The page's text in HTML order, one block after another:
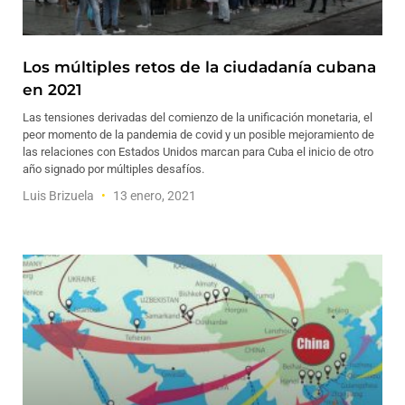
Los múltiples retos de la ciudadanía cubana
en 2021
Las tensiones derivadas del comienzo de la unificación monetaria, el
peor momento de la pandemia de covid y un posible mejoramiento de
las relaciones con Estados Unidos marcan para Cuba el inicio de otro
año signado por múltiples desafíos.
Luis Brizuela 13 enero, 2021